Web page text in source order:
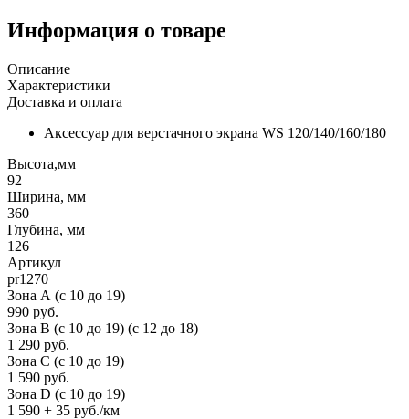
Информация о товаре
Описание
Характеристики
Доставка и оплата
Аксессуар для верстачного экрана WS 120/140/160/180
Высота,мм
92
Ширина, мм
360
Глубина, мм
126
Артикул
pr1270
Зона А (c 10 до 19)
990 руб.
Зона B (c 10 до 19) (c 12 до 18)
1 290 руб.
Зона C (c 10 до 19)
1 590 руб.
Зона D (c 10 до 19)
1 590 + 35 руб./км